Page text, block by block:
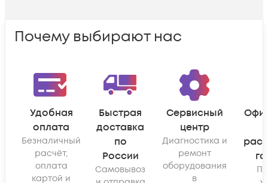
Почему выбирают нас
Удобная
оплата
Безналичный
расчёт,
оплата
картой и
Быстрая
доставка
по
России
Самовывоз
Сервисный
центр
Диагностика и
ремонт
оборудования
в